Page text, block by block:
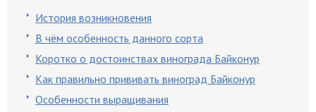
История возникновения
В чём особенность данного сорта
Коротко о достоинствах винограда Байконур
Как правильно прививать виноград Байконур
Особенности выращивания